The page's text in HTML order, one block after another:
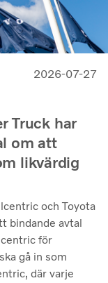
2026-07-27
Truck har
om att
likvärdig
och Toyota
bindande avtal
för
gå in som
där varje